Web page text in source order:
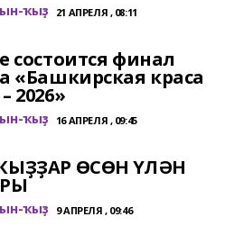
ҡыҙ 21 АПРЕЛЯ , 08:11
состоится финал
«Башкирская краса
2026»
ҡыҙ 16 АПРЕЛЯ , 09:45
ӨСӨН ҮЛӘН
ҡыҙ 9 АПРЕЛЯ , 09:46